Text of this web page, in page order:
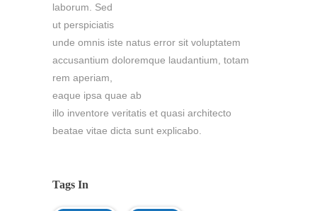
laborum. Sed
ut perspiciatis
unde omnis iste natus error sit voluptatem
accusantium doloremque laudantium, totam
rem aperiam,
eaque ipsa quae ab
illo inventore veritatis et quasi architecto
beatae vitae dicta sunt explicabo.
Tags In